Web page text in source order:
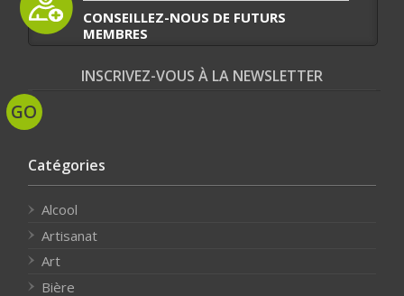
CONSEILLEZ-NOUS DE FUTURS
MEMBRES
INSCRIVEZ-VOUS À LA NEWSLETTER
Catégories
Alcool
Artisanat
Art
Bière